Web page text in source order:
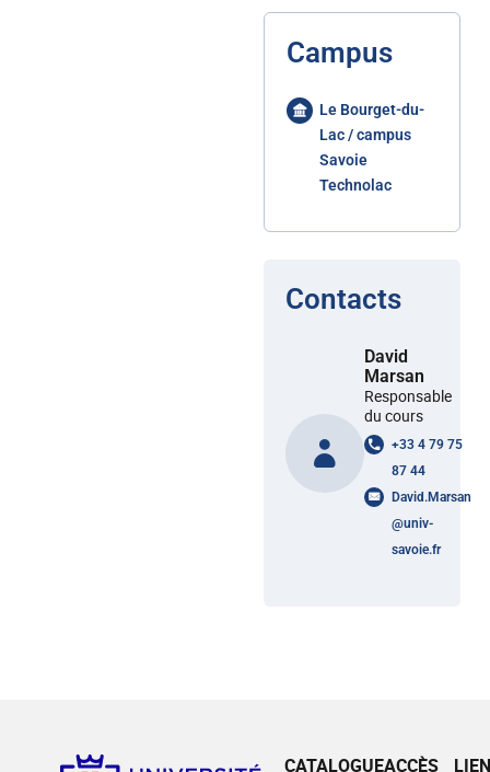
Campus
Le Bourget-du-
Lac / campus
Savoie
Technolac
Contacts
David
Marsan
Responsable
du cours
+33 4 79 75
87 44
David.Marsan
@univ-
savoie.fr
CATALOGUEACCÈS